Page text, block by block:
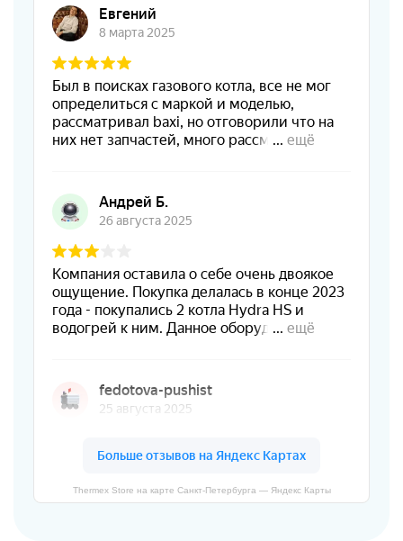
Thermex Store на карте Санкт‑Петербурга — Яндекс Карты